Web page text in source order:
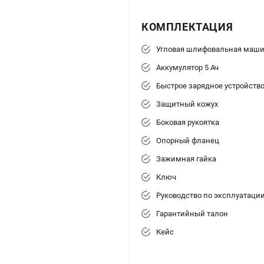
КОМПЛЕКТАЦИЯ
Угловая шлифовальная
Аккумулятор 5 Ач
Быстрое зарядное устройство
Защитный кожух
Боковая рукоятка
Опорный фланец
Зажимная гайка
Ключ
Руководство по эксплуатации
Гарантийный талон
Кейс